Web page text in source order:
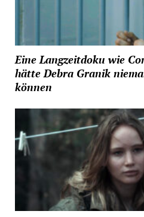
Eine Langzeitdoku wie
hätte Debra Granik
können